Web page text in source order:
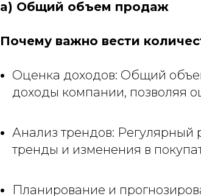
a) Общий объем продаж
Почему важно вести
Оценка доходов: Общий
доходы компании, позволяя
Анализ трендов: Регулярный
тренды и изменения в
Планирование и